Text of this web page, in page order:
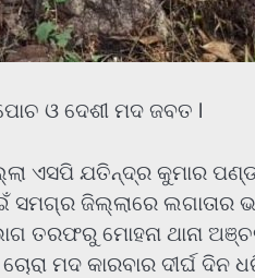
ଓ ଦେଶୀ ମଦ ଜବତ l
ଏସପି ଯତିନ୍ଦ୍ର କୁମାର
ଜିଲ୍ଲାରେ ଲଗାତାର
ତରଫରୁ ମୋହନା ଥାନା
ମଦ କାରବାର ଦୀର୍ଘ ଦିନ